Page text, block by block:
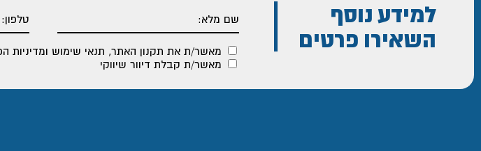
למידע נוסף
השאירו פרטים
מאשר/ת את תקנון האתר, תנאי שימוש ומדיניות
מאשר/ת קבלת דיוור שיווקי